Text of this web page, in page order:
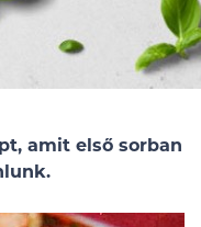
amit első sorban